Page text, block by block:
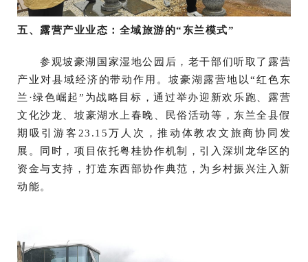
五、露营产业业态：全域旅游的“东兰模式”
参观坡豪湖国家湿地公园后，老干部们听取了露营
产业对县域经济的带动作用。坡豪湖露营地以“红色东
兰·绿色崛起”为战略目标，通过举办迎新欢乐跑、露营
文化沙龙、坡豪湖水上春晚、民俗活动等，东兰全县假
期吸引游客23.15万人次，推动体教农文旅商协同发
展。同时，项目依托粤桂协作机制，引入深圳龙华区的
资金与支持，打造东西部协作典范，为乡村振兴注入新
动能。